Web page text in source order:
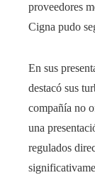
proveedores
Cigna pudo
En sus
destacó sus
compañía no
una
regulados